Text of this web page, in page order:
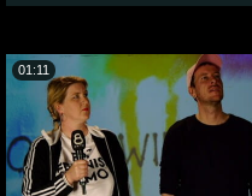
01:11